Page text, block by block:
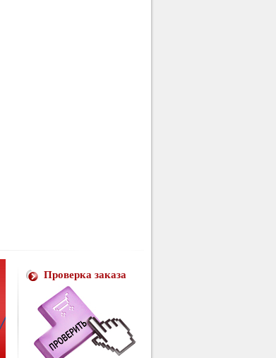
Проверка заказа